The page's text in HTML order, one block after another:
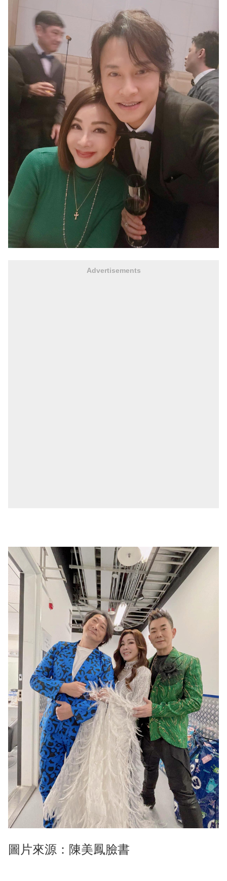
Advertisements
圖片來源：陳美鳳臉書